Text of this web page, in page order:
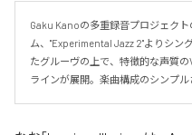
Gaku Kanoの多重録音プロジェク
ム、"Experimental Jazz 2"よりシン
たグルーヴの上で、特徴的な声質
ラインが展開。楽曲構成のシンプル